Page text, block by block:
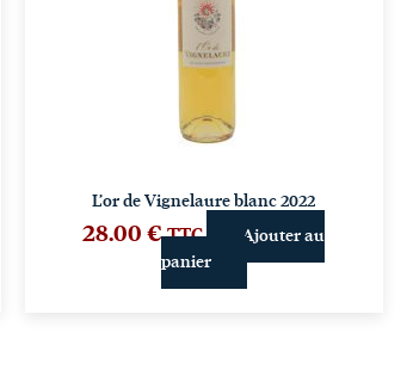
L’or de Vignelaure blanc 2022
28.00€ TTC
Ajouter au
panier